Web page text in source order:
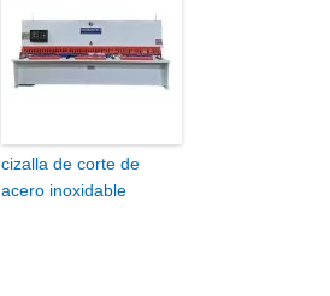
cizalla de corte de
acero inoxidable